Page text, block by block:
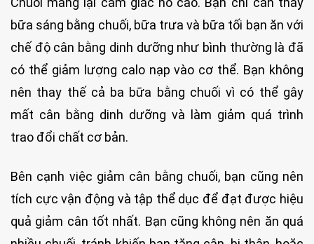
bữa sáng bằng chuối, bữa trưa và bữa tối bạn ăn với
chế độ cân bằng dinh dưỡng như bình thường là đã
có thể giảm lượng calo nạp vào cơ thể. Bạn không
nên thay thế cả ba bữa bằng chuối vì có thể gây
mất cân bằng dinh dưỡng và làm giảm quá trình
trao đổi chất cơ bản.
Bên cạnh việc giảm cân bằng chuối, bạn cũng nên
tích cực vận động và tập thể dục để đạt được hiệu
quả giảm cân tốt nhất. Bạn cũng không nên ăn quá